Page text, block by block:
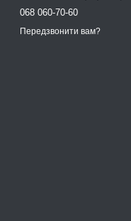
068 060-70-60
Передзвонити вам?